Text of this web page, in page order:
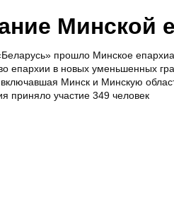
Минской
прошло Минское
епархии в новых уменьшенных
Минск и Минскую
приняло участие 349 человек